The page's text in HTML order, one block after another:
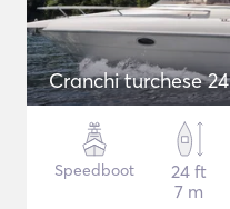
Cranchi turchese 24
Speedboot
24 ft
7 m